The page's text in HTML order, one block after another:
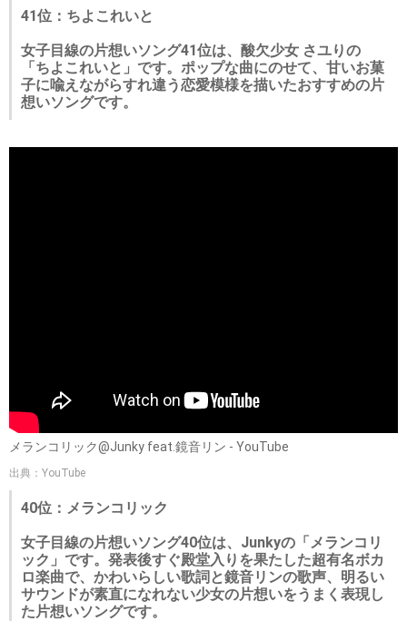
41位：ちよこれいと
女子目線の片想いソング41位は、酸欠少女 さユりの
「ちよこれいと」です。ポップな曲にのせて、甘いお菓
子に喩えながらすれ違う恋愛模様を描いたおすすめの片
想いソングです。
メランコリック@Junky feat.鏡音リン - YouTube
出典：YouTube
40位：メランコリック
女子目線の片想いソング40位は、Junkyの「メランコリ
ック」です。発表後すぐ殿堂入りを果たした超有名ボカ
ロ楽曲で、かわいらしい歌詞と鏡音リンの歌声、明るい
サウンドが素直になれない少女の片想いをうまく表現し
た片想いソングです。